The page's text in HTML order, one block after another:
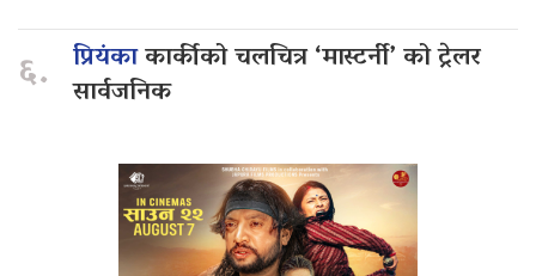
६. प्रियंकाकार्कीको चलचित्र ‘मास्टर्नी’ को ट्रेलर
सार्वजनिक